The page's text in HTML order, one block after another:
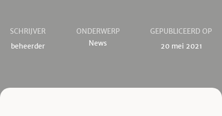
SCHRIJVER
beheerder
ONDERWERP
News
GEPUBLICEERD OP
20 mei 2021